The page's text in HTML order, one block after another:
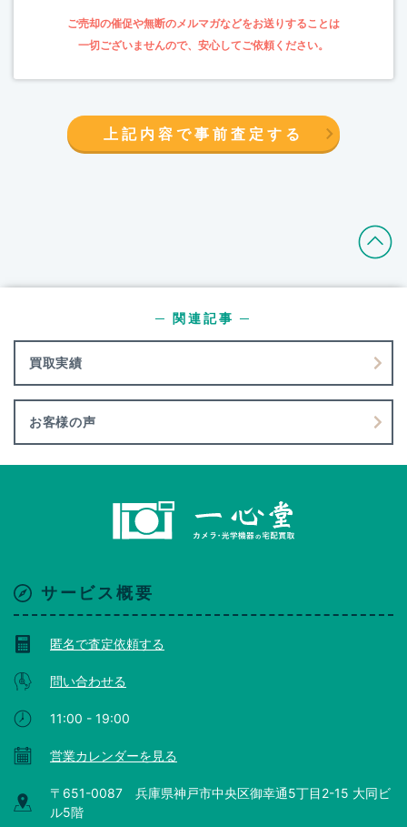
上記内容で事前査定する
買取実績
─ 関連記事 ─
お客様の声
サービス概要
匿名で査定依頼する
問い合わせる
11:00 - 19:00
営業カレンダーを見る
〒651-0087 兵庫県神戸市中央区御幸通5丁目2-15 大同ビ
ル5階